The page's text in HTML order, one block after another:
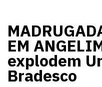
EM
explodem
Bradesco